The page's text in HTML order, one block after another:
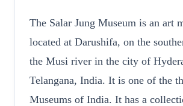
The Salar Jung Museum is an art
located at Darushifa, on the
the Musi river in the city of
Telangana, India. It is one of the
Museums of India. It has a